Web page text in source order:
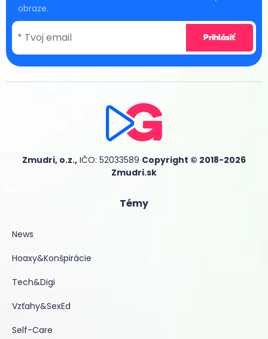
obraze.
Zmudri, o.z., IČO: 52033589 Copyright © 2018-2026
Zmudri.sk
Témy
News
Hoaxy&Konšpirácie
Tech&Digi
Vzťahy&SexEd
Self-Care